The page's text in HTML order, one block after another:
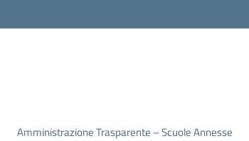
Amministrazione Trasparente – Scuole Annesse